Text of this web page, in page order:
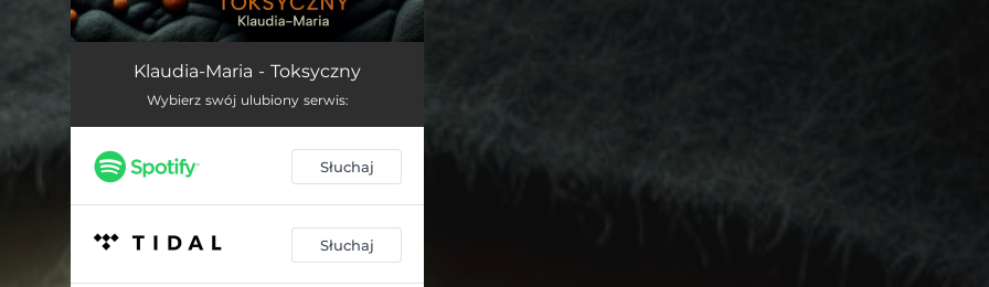
ToksycznyKlaudia-Maria - Toksyczny
Wybierz swój ulubiony serwis:
Słuchaj
Słuchaj